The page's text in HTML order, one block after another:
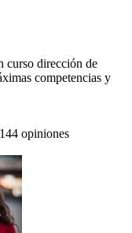
curso dirección de
competencias y
144 opiniones